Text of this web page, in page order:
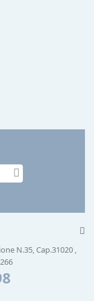
N.35, Cap.31020 ,